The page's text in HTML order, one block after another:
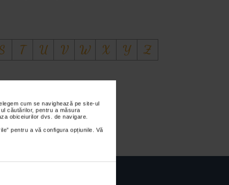
cum se navighează pe site-ul
căutărilor, pentru a măsura
obiceiurilor dvs. de navigare.
pentru a vă configura opțiunile. Vă
T U V W X Y Z